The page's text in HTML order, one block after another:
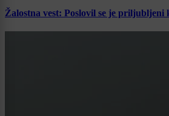
Žalostna vest: Poslovil se je priljubljeni